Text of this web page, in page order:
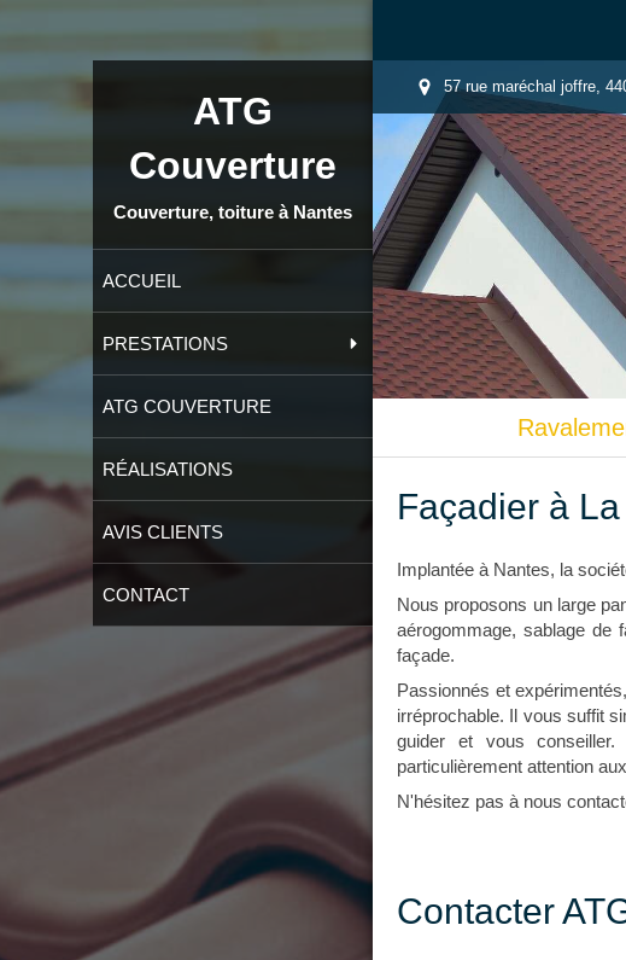
ATG
Couverture
Couverture, toiture à Nantes
ACCUEIL
PRESTATIONS
ATG COUVERTURE
RÉALISATIONS
AVIS CLIENTS
CONTACT
57 rue maréchal joffre,
Façadier à
Implantée à Nantes, la
Nous proposons un large
aérogommage, sablage de
façade.
Passionnés et
irréprochable. Il vous suffit
guider et vous
particulièrement attention
N'hésitez pas à nous
Contacter